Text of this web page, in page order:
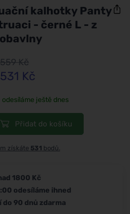
kalhotky Panty
- černé L - z
559 Kč
531 Kč
odesíláme ještě dnes
Přidat do košíku
získáte 531 bodů.
1800 Kč
odesíláme ihned
do 90 dnů zdarma